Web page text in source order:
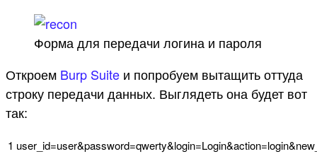
Форма для передачи логина и пароля
Откроем Burp Suite и попробуем вытащить оттуда
строку передачи данных. Выглядеть она будет вот
так:
1 user_id=user&password=qwerty&login=Login&action=login